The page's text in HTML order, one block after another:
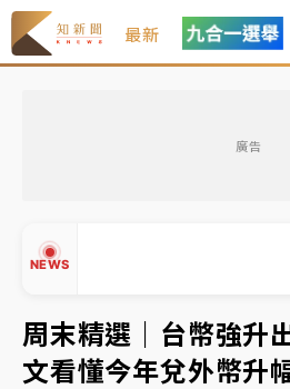
最新
廣告
NEWS
中信慈善基金會想增加董事人數
駁 理由曝光
故宮《龍藏經》特展第2檔！今
周六起展出延長至晚上7時
周末精選｜台幣強升
文看懂今年兌外幣